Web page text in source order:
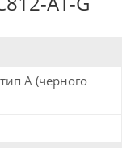
А (черного